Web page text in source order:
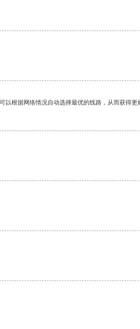
根据网络情况自动选择最优的线路，从而获得更